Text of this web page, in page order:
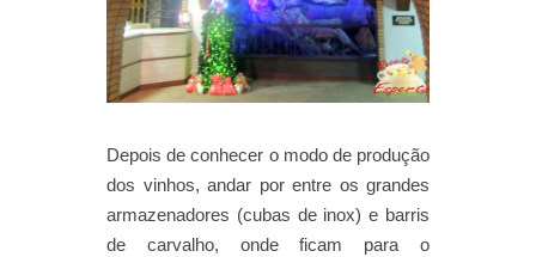
Depois de conhecer o modo de produção
dos vinhos, andar por entre os grandes
armazenadores (cubas de inox) e barris
de carvalho, onde ficam para o